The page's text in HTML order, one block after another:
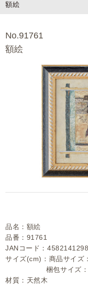
額絵
No.91761
額絵
品名：額絵
品番：91761
JANコード：
サイズ(cm)：商品サイ
梱包サイズ
材質：天然木